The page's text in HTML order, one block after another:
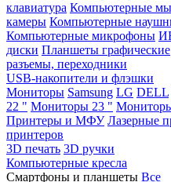
клавиатура Компьютерные
камеры Компьютерные
Компьютерные микрофоны
диски Планшеты графические
разъемы, переходники
USB-накопители и флэшки
Мониторы Samsung LG DELL
22 " Мониторы 23 "
Принтеры и МФУ Лазерные
принтеров
3D печать 3D ручки
Компьютерные кресла
Смартфоны и планшеты Все